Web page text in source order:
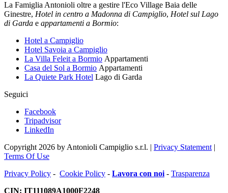
La Famiglia Antonioli oltre a gestire l'Eco Village Baia delle
Ginestre, Hotel in centro a Madonna di Campiglio, Hotel sul Lago
di Garda e appartamenti a Bormio:
Hotel a Campiglio
Hotel Savoia a Campiglio
La Villa Feleit a Bormio Appartamenti
Casa del Sol a Bormio Appartamenti
La Quiete Park Hotel Lago di Garda
Seguici
Facebook
Tripadvisor
LinkedIn
Copyright 2026 by Antonioli Campiglio s.r.l.
Privacy Statement
Terms Of Use
Privacy Policy - Cookie Policy - Lavora con noi- Trasparenza
CIN: IT111089A1000F2248